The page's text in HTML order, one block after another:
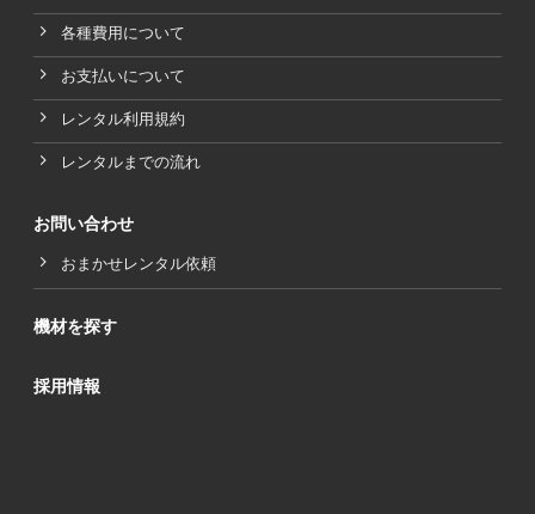
各種費用について
お支払いについて
レンタル利用規約
レンタルまでの流れ
お問い合わせ
おまかせレンタル依頼
機材を探す
採用情報